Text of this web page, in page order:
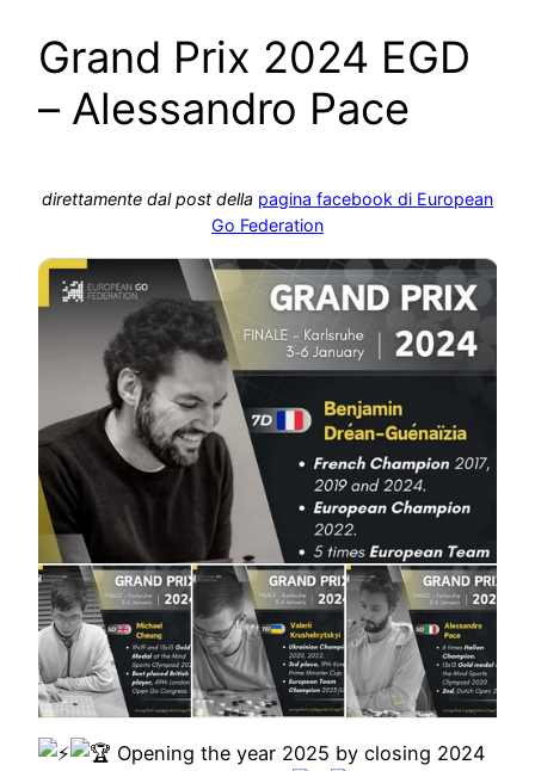
Grand Prix 2024 EGD
– Alessandro Pace
direttamente dal post della pagina facebook di European
Go Federation
Opening the year 2025 by closing 2024